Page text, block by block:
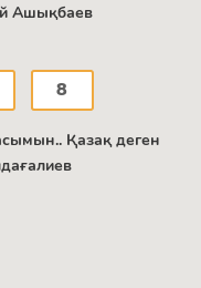
Ашықбаев
8
Қазақ деген